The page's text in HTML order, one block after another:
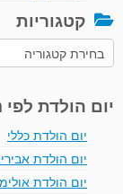
קטגוריות
קטגוריות
יום הולדת לפי
יום הולדת כללי
יום הולדת
יום הולדת